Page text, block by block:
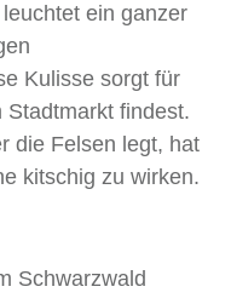
ein ganzer
Kulisse sorgt für
findest.
die Felsen legt, hat
kitschig zu wirken.
Schwarzwald